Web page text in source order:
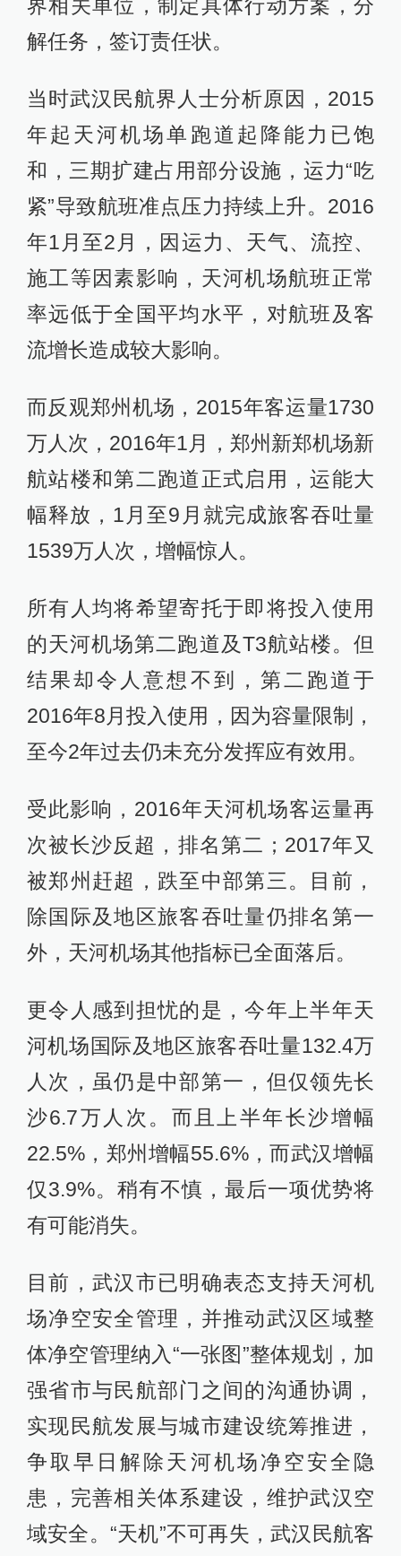
界相关单位，制定具体行动方案，分
解任务，签订责任状。
当时武汉民航界人士分析原因，2015
年起天河机场单跑道起降能力已饱
和，三期扩建占用部分设施，运力“吃
紧”导致航班准点压力持续上升。2016
年1月至2月，因运力、天气、流控、
施工等因素影响，天河机场航班正常
率远低于全国平均水平，对航班及客
流增长造成较大影响。
而反观郑州机场，2015年客运量1730
万人次，2016年1月，郑州新郑机场新
航站楼和第二跑道正式启用，运能大
幅释放，1月至9月就完成旅客吞吐量
1539万人次，增幅惊人。
所有人均将希望寄托于即将投入使用
的天河机场第二跑道及T3航站楼。但
结果却令人意想不到，第二跑道于
2016年8月投入使用，因为容量限制，
至今2年过去仍未充分发挥应有效用。
受此影响，2016年天河机场客运量再
次被长沙反超，排名第二；2017年又
被郑州赶超，跌至中部第三。目前，
除国际及地区旅客吞吐量仍排名第一
外，天河机场其他指标已全面落后。
更令人感到担忧的是，今年上半年天
河机场国际及地区旅客吞吐量132.4万
人次，虽仍是中部第一，但仅领先长
沙6.7万人次。而且上半年长沙增幅
22.5%，郑州增幅55.6%，而武汉增幅
仅3.9%。稍有不慎，最后一项优势将
有可能消失。
目前，武汉市已明确表态支持天河机
场净空安全管理，并推动武汉区域整
体净空管理纳入“一张图”整体规划，加
强省市与民航部门之间的沟通协调，
实现民航发展与城市建设统筹推进，
争取早日解除天河机场净空安全隐
患，完善相关体系建设，维护武汉空
域安全。“天机”不可再失，武汉民航客